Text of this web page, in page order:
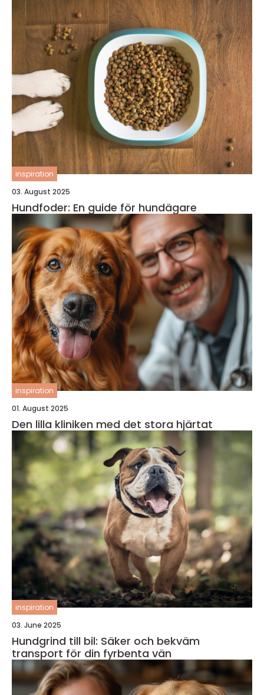
inspiration
03. August 2025
Hundfoder: En guide för hundägare
inspiration
01. August 2025
Den lilla kliniken med det stora hjärtat
inspiration
03. June 2025
Hundgrind till bil: Säker och bekväm
transport för din fyrbenta vän